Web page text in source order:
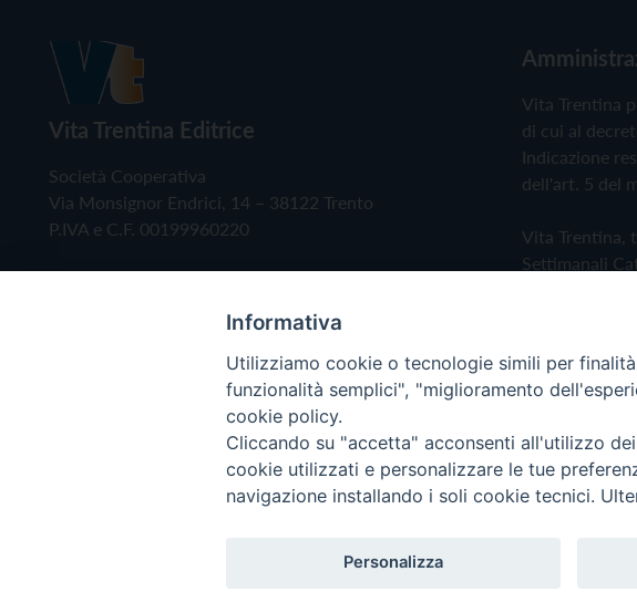
Vita Trentina Editrice
Società Cooperativa
Via Monsignor Endrici, 14 – 38122 Trento
P.IVA e C.F. 00199960220
Vita Trentina
di cui al
Indicazione
dell'art. 5 del
Vita Trentina,
Settimanali
Privacy Policy
Copyright © 2019 - Tutti i diritti riservati - Vita Trentina
Informativa
Utilizziamo cookie o tecnologie simili per
funzionalità semplici", "miglioramento
cookie policy.
Cliccando su "accetta" acconsenti all'utilizzo
cookie utilizzati e personalizzare le tue
navigazione installando i soli cookie tecnici.
Personalizza